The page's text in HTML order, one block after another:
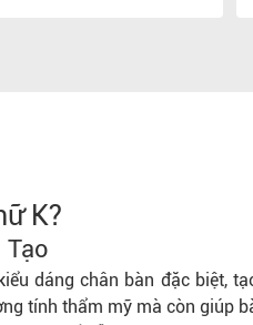
K?
dáng chân bàn đặc biệt,
tính thẩm mỹ mà còn giúp